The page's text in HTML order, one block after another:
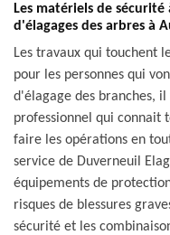
Les matériels de
d'élagages des arbres à
Les travaux qui touchent
pour les personnes qui
d'élagage des branches,
professionnel qui connait
faire les opérations en
service de Duverneuil
équipements de
risques de blessures
sécurité et les